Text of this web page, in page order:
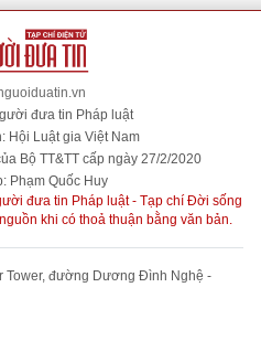
đưa tin Pháp luật
Hội Luật gia Việt Nam
Bộ TT&TT cấp ngày 27/2/2020
Phạm Quốc Huy
đưa tin Pháp luật - Tạp chí Đời sống
khi có thoả thuận bằng văn bản.
Tower, đường Dương Đình Nghệ -